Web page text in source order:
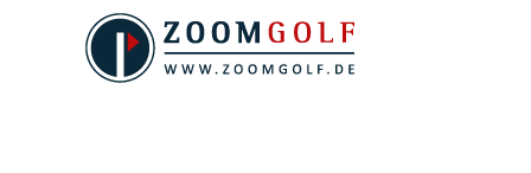
Skip to main content